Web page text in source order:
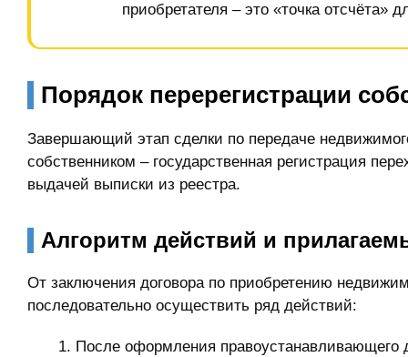
приобретателя – это «точка отсчёта»
Порядок перерегистрации
Завершающий этап сделки по передаче
собственником – государственная регистрация
выдачей выписки из реестра.
Алгоритм действий и
От заключения договора по приобретению
последовательно осуществить ряд действий:
После оформления правоустанавливающего